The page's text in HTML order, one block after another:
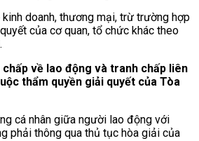
kinh doanh, thương mại, trừ trường hợp
của cơ quan, tổ chức khác theo
về lao động và tranh chấp liên
thẩm quyền giải quyết của Tòa
cá nhân giữa người lao động với
phải thông qua thủ tục hòa giải của